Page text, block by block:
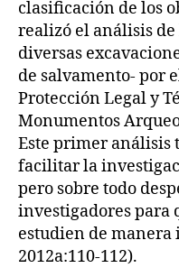
clasificación de los
realizó el análisis
diversas
de salvamento- por
Protección Legal y
Monumentos
Este primer análisis
facilitar la
pero sobre todo
investigadores para
estudien de manera
2012a:110-112).